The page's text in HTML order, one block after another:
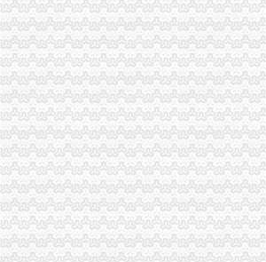
万盛局渝中区代办公司加剧急鼠监管
潼南局渝中区代办公司科所互动责任挂钩提高工作
江津工商局渝中区代办营业执照化安全生产监管
九龙坡局渝中区代办营业执照制定2006年信用信息
市局召开农资经营企业监管座谈会启动“红盾护农”
市局召开“十项便民服务措施”渝中区代办营业执照
渝北局渝中区代办公司抓好《直销管理条例》和《
云局重庆代办公司八措并举加烟花竹监管